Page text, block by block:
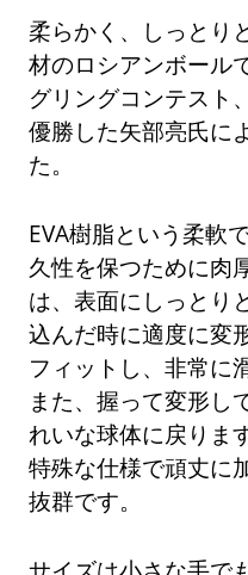
柔らかく、しっとり
材のロシアンボール
グリングコンテスト
優勝した矢部亮氏に
た。
EVA樹脂という柔軟
久性を保つために肉
は、表面にしっとり
込んだ時に適度に変
フィットし、非常に
また、握って変形し
れいな球体に戻りま
特殊な仕様で頑丈に
抜群です。